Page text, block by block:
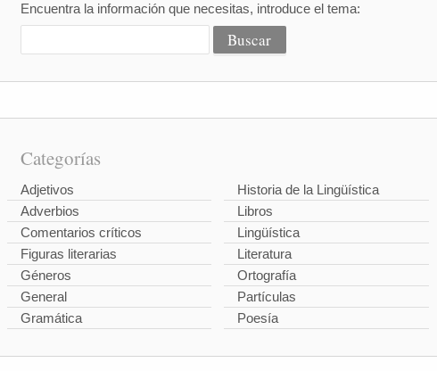
Encuentra la información que necesitas, introduce el tema:
Categorías
Adjetivos
Adverbios
Comentarios críticos
Figuras literarias
Géneros
General
Gramática
Historia de la Lingüística
Libros
Lingüística
Literatura
Ortografía
Partículas
Poesía